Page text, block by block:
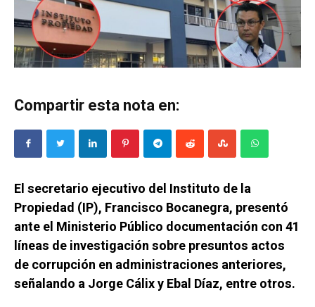
Compartir esta nota en:
El secretario ejecutivo del Instituto de la
Propiedad (IP), Francisco Bocanegra, presentó
ante el Ministerio Público documentación con 41
líneas de investigación sobre presuntos actos
de corrupción en administraciones anteriores,
señalando a Jorge Cálix y Ebal Díaz, entre otros.